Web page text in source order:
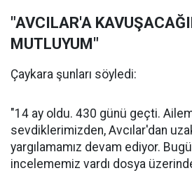
"AVCILAR'A
MUTLUYUM"
Çaykara şunları söyledi:
"14 ay oldu. 430 günü geçti.
sevdiklerimizden, Avcılar'dan
yargılamamız devam ediyor.
incelememiz vardı dosya